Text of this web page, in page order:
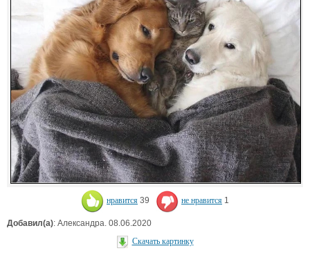
нравится 39 не нравится 1
Добавил(а): Александра. 08.06.2020
Скачать картинку